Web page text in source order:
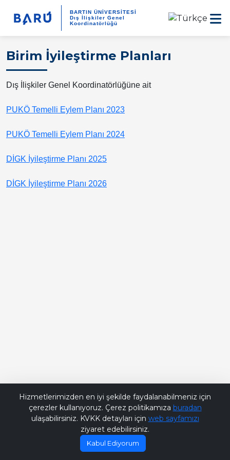
BARTIN ÜNİVERSİTESİ
Dış İlişkiler Genel
Koordinatörlüğü
Birim İyileştirme Planları
Dış İlişkiler Genel Koordinatörlüğüne ait
PUKÖ Temelli Eylem Planı 2023
PUKÖ Temelli Eylem Planı 2024
DİGK İyileştirme Planı 2025
DİGK İyileştirme Planı 2026
Hizmetlerimizden en iyi şekilde faydalanabilmeniz için
çerezler kullanıyoruz. Çerez politikamıza buradan
ulaşabilirsiniz. KVKK detayları için web sayfamızı
ziyaret edebilirsiniz.
Kabul Ediyorum
Bana Soru Sor | Ask Me